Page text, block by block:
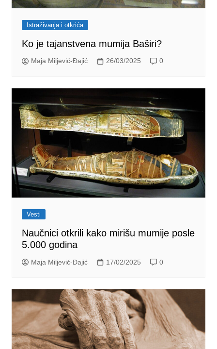
Istraživanja i otkrića
Ko je tajanstvena mumija Baširi?
Maja Miljević-Đajić 26/03/2025 0
Vesti
Naučnici otkrili kako mirišu mumije posle
5.000 godina
Maja Miljević-Đajić 17/02/2025 0